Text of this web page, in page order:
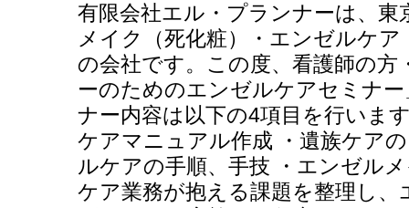
有限会社エル・プランナーは、
メイク（死化粧）・エンゼルケ
の会社です。この度、看護師の方
ーのためのエンゼルケアセミナ
ナー内容は以下の4項目を行いま
ケアマニュアル作成 ・遺族ケア
ルケアの手順、手技 ・エンゼル
ケア業務が抱える課題を整理し